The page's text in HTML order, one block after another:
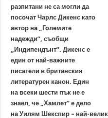
разпитани не са могли да
посочат Чарлс Дикенс като
автор на „Големите
надежди”, съобщи
„Индипендънт”. Дикенс е
един от най-важните
писатели в британския
литературен канон. Един
на всеки шести пък не е
знаел, че „Хамлет” е дело
на Уилям Шекспир – най-